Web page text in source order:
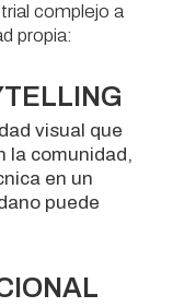
complejo a
propia:
visual que
la comunidad,
en un
puede